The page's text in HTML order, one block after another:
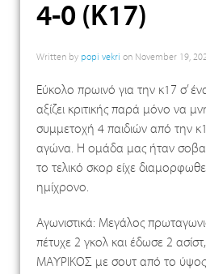
4-0 (Κ17)
Written by popi vekri on November 19,
Εύκολο πρωινό για την κ17 σ’
αξίζει κριτικής παρά μόνο να
συμμετοχή 4 παιδιών από την
αγώνα. Η ομάδα μας ήταν
το τελικό σκορ είχε
ημίχρονο.
Αγωνιστικά: Μεγάλος
πέτυχε 2 γκολ και έδωσε 2
ΜΑΥΡΙΚΟΣ με σουτ από το ύψος